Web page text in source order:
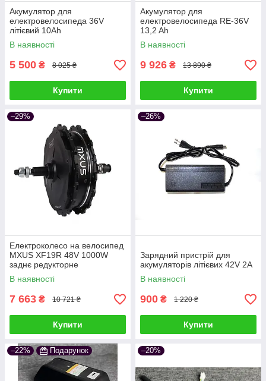
Акумулятор для
електровелосипеда 36V
літієвий 10Ah
В наявності
5 500 ₴ 8 025 ₴
Купити
Акумулятор для
електровелосипеда RE-36V
13,2 Ah
В наявності
9 926 ₴ 13 890 ₴
Купити
–29%
Електроколесо на велосипед
MXUS XF19R 48V 1000W
заднє редукторне
В наявності
7 663 ₴ 10 721 ₴
Купити
–26%
Зарядний пристрій для
акумуляторів літієвих 42V 2A
В наявності
900 ₴ 1 220 ₴
Купити
–22% Подарунок –20%